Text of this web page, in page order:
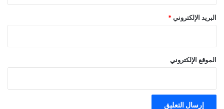
البريد الإلكتروني *
الموقع الإلكتروني